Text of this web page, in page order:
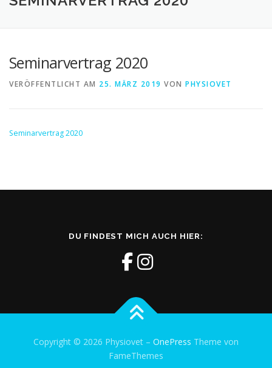
Seminarvertrag 2020
VERÖFFENTLICHT AM 25. MÄRZ 2019 VON PHYSIOVET
Seminarvertrag 2020
DU FINDEST MICH AUCH HIER:
Copyright © 2026 Physiovet – OnePress Theme von
FameThemes